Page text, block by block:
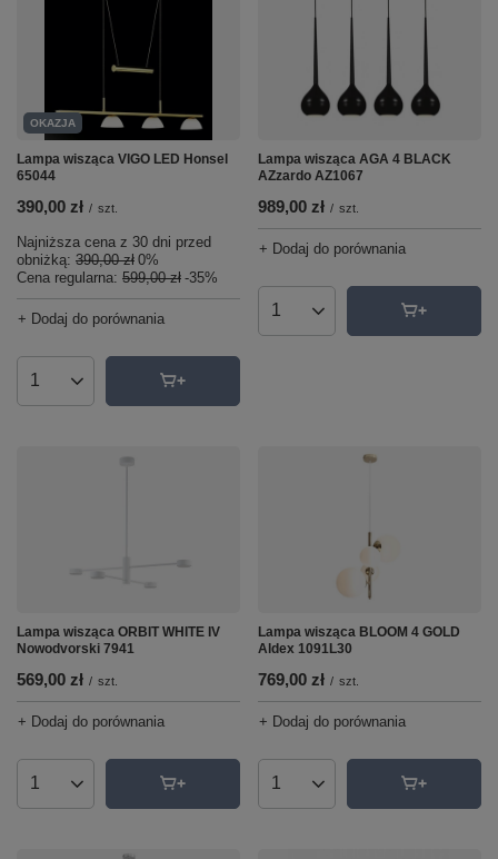
OKAZJA
Lampa wisząca VIGO LED Honsel
65044
390,00 zł / szt.
Najniższa cena z 30 dni przed
obniżką: 390,00 zł 0%
Cena regularna: 599,00 zł -35%
+ Dodaj do porównania
Ilość produktów
Lampa wisząca AGA 4 BLACK
AZzardo AZ1067
989,00 zł / szt.
+ Dodaj do porównania
Ilość produktów
Lampa wisząca ORBIT WHITE IV
Nowodvorski 7941
569,00 zł / szt.
+ Dodaj do porównania
Ilość produktów
Lampa wisząca BLOOM 4 GOLD
Aldex 1091L30
769,00 zł / szt.
+ Dodaj do porównania
Ilość produktów